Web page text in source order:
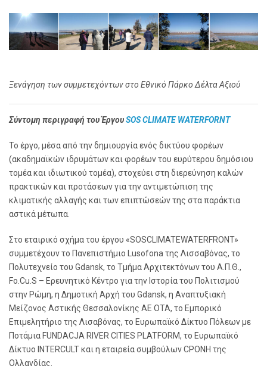
Ξενάγηση των συμμετεχόντων στο Εθνικό Πάρκο Δέλτα Αξιού
Σύντομη περιγραφή του ΈργουSOSCLIMATE WATERFORNT
Το έργο, μέσα από την δημιουργία ενός δικτύου φορέων
(ακαδημαϊκών ιδρυμάτων και φορέων του ευρύτερου δημόσιου
τομέα και ιδιωτικού τομέα), στοχεύει στη διερεύνηση καλών
πρακτικών και προτάσεων για την αντιμετώπιση της
κλιματικής αλλαγής και των επιπτώσεών της στα παράκτια
αστικά μέτωπα.
Στο εταιρικό σχήμα του έργου «SOSCLIMATEWATERFRONT»
συμμετέχουν το Πανεπιστήμιο Lusofona της Λισσαβόνας, το
Πολυτεχνείο του Gdansk, το Τμήμα Αρχιτεκτόνων του Α.Π.Θ.,
Fo.Cu.S – Ερευνητικό Κέντρο για την Ιστορία του Πολιτισμού
στην Ρώμη, η Δημοτική Αρχή του Gdansk, η Αναπτυξιακή
Μείζονος Αστικής Θεσσαλονίκης ΑΕ ΟΤΑ, το Εμπορικό
Επιμελητήριο της Λισαβόνας, το Ευρωπαϊκό Δίκτυο Πόλεων με
Ποτάμια FUNDACJA RIVER CITIES PLATFORM, το Ευρωπαϊκό
Δίκτυο INTERCULT και η εταιρεία συμβούλων CPONH της
Ολλανδίας.